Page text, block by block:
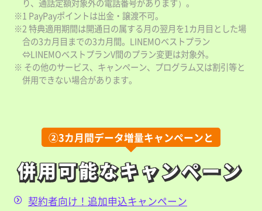
※1 PayPayポイントは出金・譲渡不可。
※2 特典適用期間は開通日の属する月の翌月を1カ月目とした場
合の3カ月目までの3カ月間。LINEMOベストプラン
⇔LINEMOベストプランV間のプラン変更は対象外。
※ その他のサービス、キャンペーン、プログラム又は割引等と
併用できない場合があります。
②3カ月間データ増量キャンペーンと
併用可能なキャンペーン
併用可能なキャンペーン
契約者向け！追加申込キャンペーン